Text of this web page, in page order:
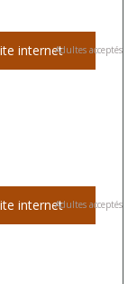
internetAdultes acceptés
internetAdultes acceptés